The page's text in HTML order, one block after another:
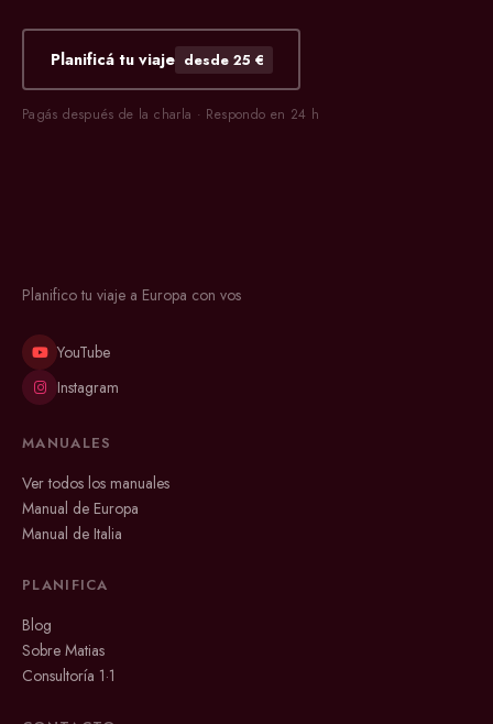
Planificá tu viaje desde 25 €
Pagás después de la charla · Respondo en 24 h
Planifico tu viaje a Europa con vos
YouTube
Instagram
MANUALES
Ver todos los manuales
Manual de Europa
Manual de Italia
PLANIFICA
Blog
Sobre Matias
Consultoría 1·1